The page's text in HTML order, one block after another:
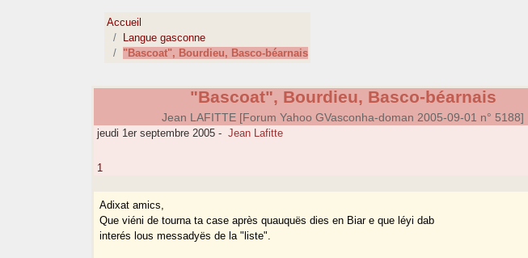
Accueil
Langue gasconne
"Bascoat", Bourdieu, Basco-béarnais
"Bascoat", Bourdieu, Basco-béarnais
Jean LAFITTE [Forum Yahoo GVasconha-doman 2005-09-01 n° 5188]
jeudi 1er septembre 2005 - Jean Lafitte
1
Adixat amics,
Que viéni de tourna ta case après quauquës dies en Biar e que léyi dab
interés lous messadyës de la "liste".